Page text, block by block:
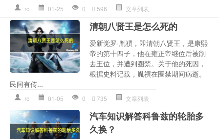
rc 01-25 0 596 文章列表
清朝八贤王是怎么死的
爱新觉罗·胤禩，即清朝八贤王，是康熙
帝的第十四子，他在雍正帝继位后被削
去王位，并遭到圈禁。关于他的死因，
根据史料记载，胤禩在圈禁期间病逝。
民间有传...
rc 01-05 0 735 文章列表
汽车知识解答科鲁兹的轮胎多
久换？